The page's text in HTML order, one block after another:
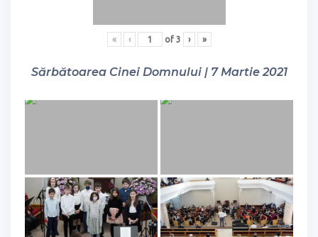
« ‹ of 3 › »
Sărbătoarea Cinei Domnului | 7 Martie 2021